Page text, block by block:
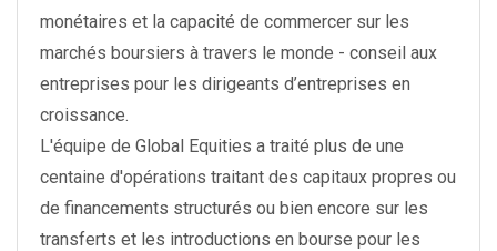
monétaires et la capacité de commercer sur les
marchés boursiers à travers le monde - conseil aux
entreprises pour les dirigeants d’entreprises en
croissance.
L'équipe de Global Equities a traité plus de une
centaine d'opérations traitant des capitaux propres ou
de financements structurés ou bien encore sur les
transferts et les introductions en bourse pour les